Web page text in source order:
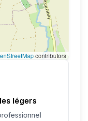
contributors
légers